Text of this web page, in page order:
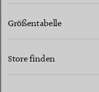
Größentabelle
Store finden